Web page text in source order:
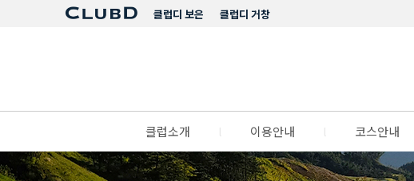
클럽디 거창
클럽디 보은
클럽소개 이용안내 코스안내